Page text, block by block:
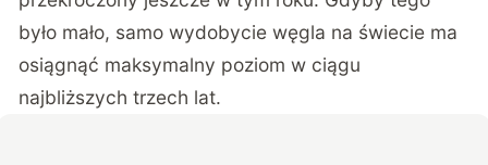
było mało, samo wydobycie węgla na świecie ma
osiągnąć maksymalny poziom w ciągu
najbliższych trzech lat.